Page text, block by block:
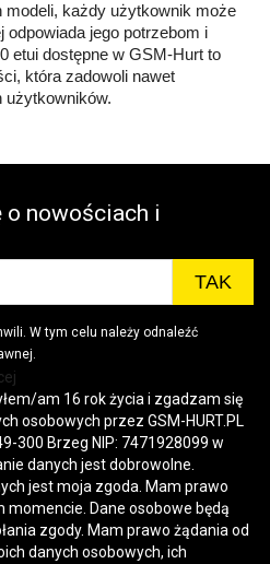
modeli, każdy użytkownik może
odpowiada jego potrzebom i
etui dostępne w GSM-Hurt to
która zadowoli nawet
użytkowników.
o nowościach i
W tym celu należy odnaleźć
am 16 rok życia i zgadzam się
osobowych przez GSM-HURT.PL
300 Brzeg NIP: 7471928099 w
danych jest dobrowolne.
jest moja zgoda. Mam prawo
Dane osobowe będą
zgody. Mam prawo żądania od
danych osobowych, ich